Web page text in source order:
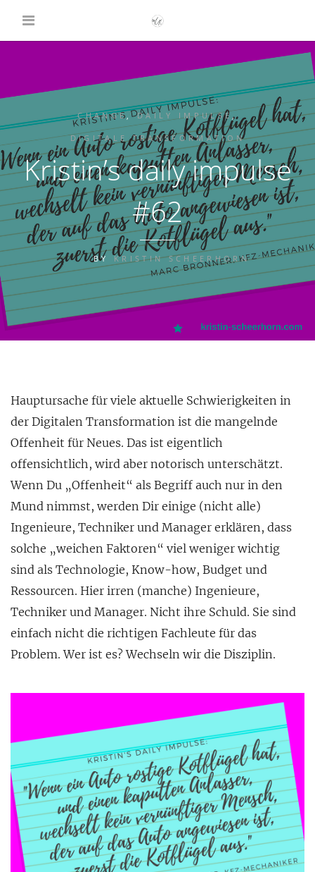
CHANGE,DAILY IMPULSE,
DIGITALE TRANSFORMATION
Kristin’s daily impulse
#62
BYKRISTIN SCHEERHORN
Hauptursache für viele aktuelle Schwierigkeiten in
der Digitalen Transformation ist die mangelnde
Offenheit für Neues. Das ist eigentlich
offensichtlich, wird aber notorisch unterschätzt.
Wenn Du „Offenheit“ als Begriff auch nur in den
Mund nimmst, werden Dir einige (nicht alle)
Ingenieure, Techniker und Manager erklären, dass
solche „weichen Faktoren“ viel weniger wichtig
sind als Technologie, Know-how, Budget und
Ressourcen. Hier irren (manche) Ingenieure,
Techniker und Manager. Nicht ihre Schuld. Sie sind
einfach nicht die richtigen Fachleute für das
Problem. Wer ist es? Wechseln wir die Disziplin.